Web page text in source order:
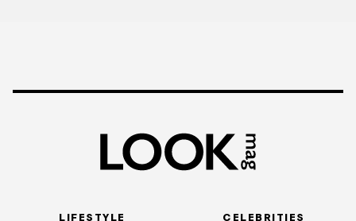
LIFESTYLE CELEBRITIES